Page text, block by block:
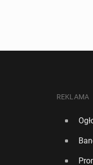
więcej uła­twień
REKLAMA